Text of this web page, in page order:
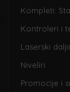
Kompleti:
Kontroleri i
Laserski
Niveliri
Promocije i